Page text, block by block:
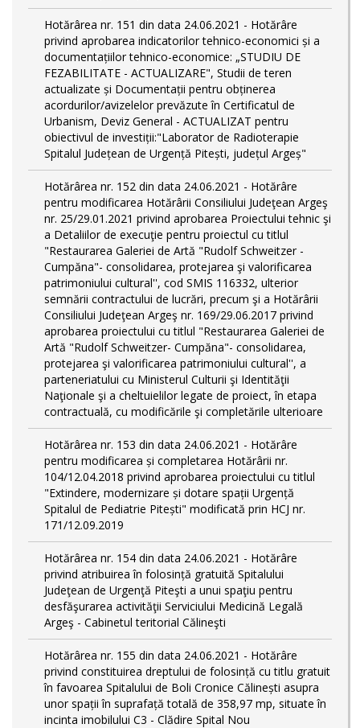
Hotărârea nr. 151 din data 24.06.2021 - Hotărâre
privind aprobarea indicatorilor tehnico-economici și a
documentațiilor tehnico-economice: „STUDIU DE
FEZABILITATE - ACTUALIZARE", Studii de teren
actualizate și Documentații pentru obținerea
acordurilor/avizelelor prevăzute în Certificatul de
Urbanism, Deviz General - ACTUALIZAT pentru
obiectivul de investiții:"Laborator de Radioterapie
Spitalul Județean de Urgență Pitești, județul Argeș"
Hotărârea nr. 152 din data 24.06.2021 - Hotărâre
pentru modificarea Hotărârii Consiliului Judeţean Argeş
nr. 25/29.01.2021 privind aprobarea Proiectului tehnic şi
a Detaliilor de execuţie pentru proiectul cu titlul
"Restaurarea Galeriei de Artă "Rudolf Schweitzer -
Cumpăna"- consolidarea, protejarea şi valorificarea
patrimoniului cultural'', cod SMIS 116332, ulterior
semnării contractului de lucrări, precum şi a Hotărârii
Consiliului Judeţean Argeş nr. 169/29.06.2017 privind
aprobarea proiectului cu titlul "Restaurarea Galeriei de
Artă "Rudolf Schweitzer- Cumpăna"- consolidarea,
protejarea şi valorificarea patrimoniului cultural'', a
parteneriatului cu Ministerul Culturii şi Identităţii
Naţionale şi a cheltuielilor legate de proiect, în etapa
contractuală, cu modificările şi completările ulterioare
Hotărârea nr. 153 din data 24.06.2021 - Hotărâre
pentru modificarea și completarea Hotărârii nr.
104/12.04.2018 privind aprobarea proiectului cu titlul
"Extindere, modernizare și dotare spații Urgență
Spitalul de Pediatrie Pitești" modificată prin HCJ nr.
171/12.09.2019
Hotărârea nr. 154 din data 24.06.2021 - Hotărâre
privind atribuirea în folosință gratuită Spitalului
Judeţean de Urgenţă Piteşti a unui spaţiu pentru
desfăşurarea activităţii Serviciului Medicină Legală
Argeş - Cabinetul teritorial Călineşti
Hotărârea nr. 155 din data 24.06.2021 - Hotărâre
privind constituirea dreptului de folosință cu titlu gratuit
în favoarea Spitalului de Boli Cronice Călinești asupra
unor spații în suprafață totală de 358,97 mp, situate în
incinta imobilului C3 - Clădire Spital Nou